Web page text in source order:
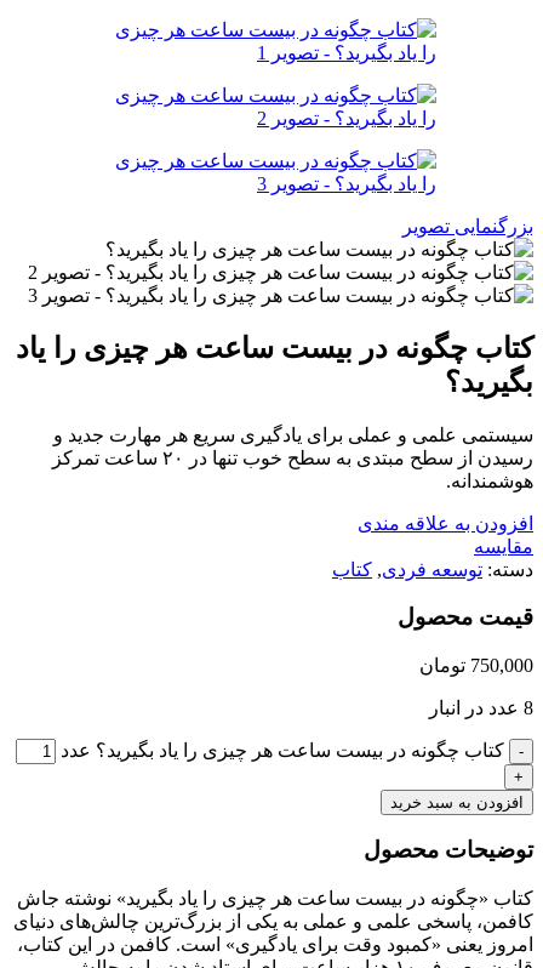
بزرگنمایی تصویر
کتاب چگونه در بیست ساعت هر چیزی را یاد
بگیرید؟
سیستمی علمی و عملی برای یادگیری سریع هر مهارت جدید و
رسیدن از سطح مبتدی به سطح خوب تنها در ۲۰ ساعت تمرکز
هوشمندانه.
افزودن به علاقه مندی
مقایسه
دسته: توسعه فردی, کتاب
قیمت محصول
750,000 تومان
8 عدد در انبار
کتاب چگونه در بیست ساعت هر چیزی را یاد بگیرید؟ عدد
افزودن به سبد خرید
توضیحات محصول
کتاب «چگونه در بیست ساعت هر چیزی را یاد بگیرید» نوشته جاش
کافمن، پاسخی علمی و عملی به یکی از بزرگ‌ترین چالش‌های دنیای
امروز یعنی «کمبود وقت برای یادگیری» است. کافمن در این کتاب،